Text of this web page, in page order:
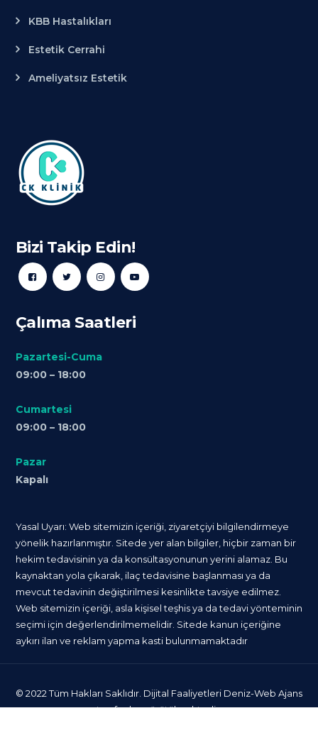
KBB Hastalıkları
Estetik Cerrahi
Ameliyatsız Estetik
Bizi Takip Edin!
Çalıma Saatleri
Pazartesi-Cuma
09:00 – 18:00
Cumartesi
09:00 – 18:00
Pazar
Kapalı
Yasal Uyarı: Web sitemizin içeriği, ziyaretçiyi bilgilendirmeye
yönelik hazırlanmıştır. Sitede yer alan bilgiler, hiçbir zaman bir
hekim tedavisinin ya da konsültasyonunun yerini alamaz. Bu
kaynaktan yola çıkarak, ilaç tedavisine başlanması ya da
mevcut tedavinin değiştirilmesi kesinlikte tavsiye edilmez.
Web sitemizin içeriği, asla kişisel teşhis ya da tedavi yönteminin
seçimi için değerlendirilmemelidir. Sitede kanun içeriğine
aykırı ilan ve reklam yapma kasti bulunmamaktadır
© 2022 Tüm Hakları Saklıdır. Dijital Faaliyetleri Deniz-Web Ajans
tarafından yürütülmektedir.